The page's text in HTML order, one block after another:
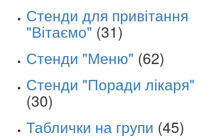
Стенди для привітання
"Вітаємо" (31)
Стенди "Меню" (62)
Стенди "Поради лікаря"
(30)
Таблички на групи (45)